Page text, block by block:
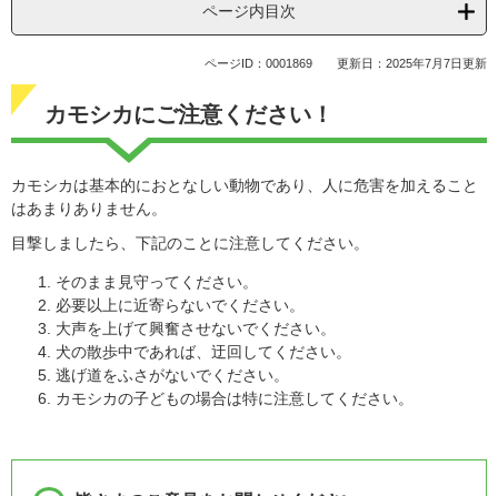
ページ内目次
ページID：0001869 更新日：2025年7月7日更新
カモシカにご注意ください！
カモシカは基本的におとなしい動物であり、人に危害を加えること
はあまりありません。
目撃しましたら、下記のことに注意してください。
そのまま見守ってください。
必要以上に近寄らないでください。
大声を上げて興奮させないでください。
犬の散歩中であれば、迂回してください。
逃げ道をふさがないでください。
カモシカの子どもの場合は特に注意してください。